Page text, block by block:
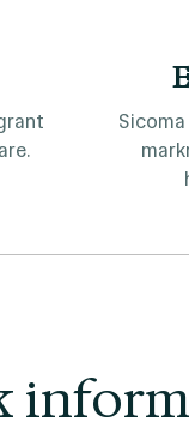
Sicoma